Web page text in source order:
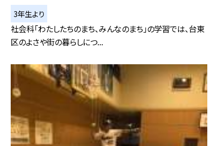
3年生より
社会科「わたしたちのまち、みんなのまち」の学習では、台東
区のよさや街の暮らしにつ...